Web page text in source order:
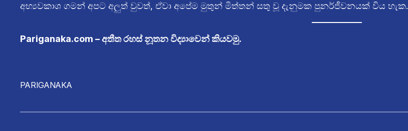
අභ්‍යවකාශ ගමන් අපට අලුත් වුවත්, ඒවා අපේම මුතුන් මිත්තන් සතු වූ දැනුමක පුනර්ජීවනයක් විය හැක.
Pariganaka.com – අතීත රහස් නූතන විද්‍යාවෙන් කියවමු.
PARIGANAKA